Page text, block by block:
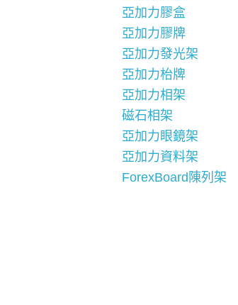
亞加力膠盒
亞加力膠牌
亞加力發光架
亞加力枱牌
亞加力相架
磁石相架
亞加力眼鏡架
亞加力資料架
ForexBoard陳列架